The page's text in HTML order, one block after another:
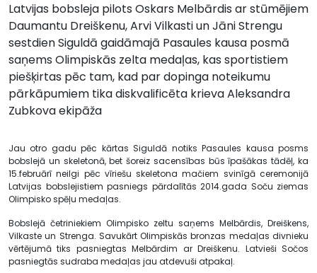
Latvijas bobsleja pilots Oskars Melbārdis ar stūmējiem
Daumantu Dreiškenu, Arvi Vilkasti un Jāni Strengu
sestdien Siguldā gaidāmajā Pasaules kausa posmā
saņems Olimpiskās zelta medaļas, kas sportistiem
piešķirtas pēc tam, kad par dopinga noteikumu
pārkāpumiem tika diskvalificēta krieva Aleksandra
Zubkova ekipāža
Jau otro gadu pēc kārtas Siguldā notiks Pasaules kausa posms
bobslejā un skeletonā, bet šoreiz sacensības būs īpašākas tādēļ, ka
15.februārī neilgi pēc vīriešu skeletona mačiem svinīgā ceremonijā
Latvijas bobslejistiem pasniegs pārdalītās 2014.gada Soču ziemas
Olimpisko spēļu medaļas.
Bobslejā četriniekiem Olimpisko zeltu saņems Melbārdis, Dreiškens,
Vilkaste un Strenga. Savukārt Olimpiskās bronzas medaļas divnieku
vērtējumā tiks pasniegtas Melbārdim ar Dreiškenu. Latvieši Sočos
pasniegtās sudraba medaļas jau atdevuši atpakaļ.